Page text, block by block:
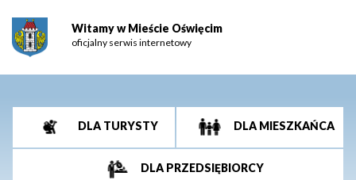
Witamy w Mieście Oświęcim
oficjalny serwis internetowy
DLA TURYSTY DLA MIESZKAŃCA
DLA PRZEDSIĘBIORCY